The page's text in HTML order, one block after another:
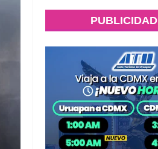
PUBLICIDAD